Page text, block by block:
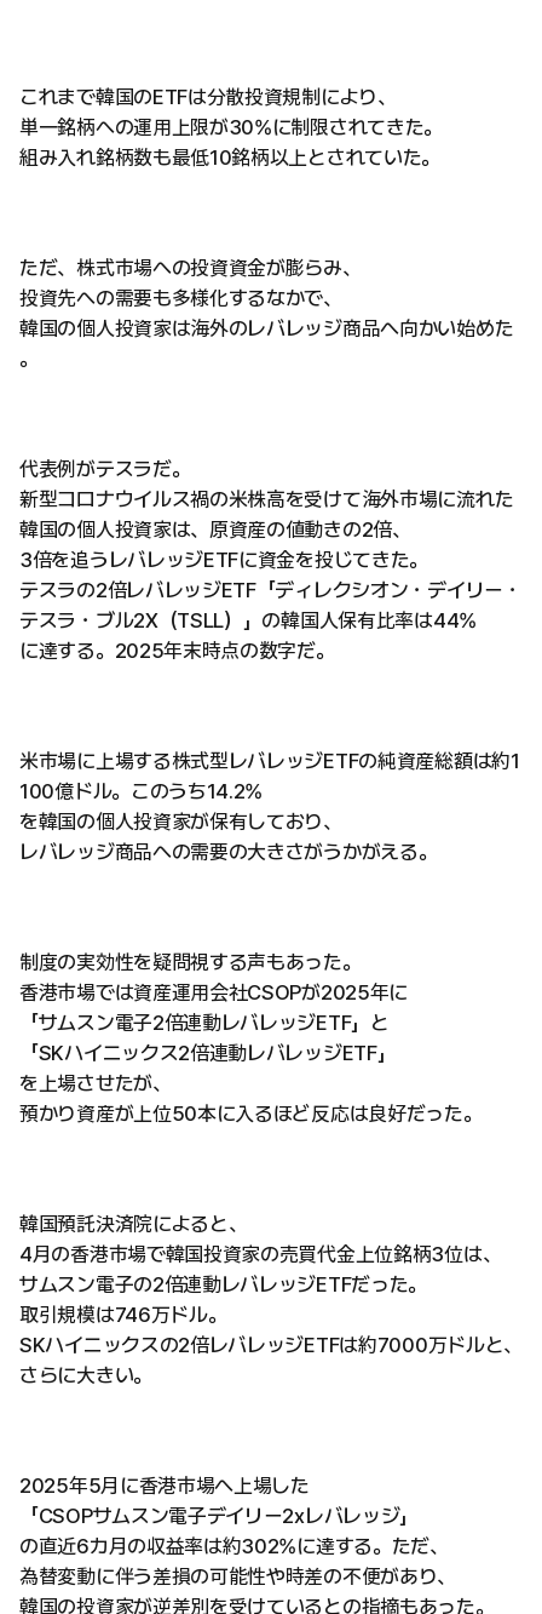
これまで韓国のETFは分散投資規制により、
単一銘柄への運用上限が30%に制限されてきた。
組み入れ銘柄数も最低10銘柄以上とされていた。
ただ、株式市場への投資資金が膨らみ、
投資先への需要も多様化するなかで、
韓国の個人投資家は海外のレバレッジ商品へ向かい始めた
。
代表例がテスラだ。
新型コロナウイルス禍の米株高を受けて海外市場に流れた
韓国の個人投資家は、原資産の値動きの2倍、
3倍を追うレバレッジETFに資金を投じてきた。
テスラの2倍レバレッジETF「ディレクシオン・デイリー・
テスラ・ブル2X（TSLL）」の韓国人保有比率は44%
に達する。2025年末時点の数字だ。
米市場に上場する株式型レバレッジETFの純資産総額は約1
100億ドル。このうち14.2%
を韓国の個人投資家が保有しており、
レバレッジ商品への需要の大きさがうかがえる。
制度の実効性を疑問視する声もあった。
香港市場では資産運用会社CSOPが2025年に
「サムスン電子2倍連動レバレッジETF」と
「SKハイニックス2倍連動レバレッジETF」
を上場させたが、
預かり資産が上位50本に入るほど反応は良好だった。
韓国預託決済院によると、
4月の香港市場で韓国投資家の売買代金上位銘柄3位は、
サムスン電子の2倍連動レバレッジETFだった。
取引規模は746万ドル。
SKハイニックスの2倍レバレッジETFは約7000万ドルと、
さらに大きい。
2025年5月に香港市場へ上場した
「CSOPサムスン電子デイリー2xレバレッジ」
の直近6カ月の収益率は約302%に達する。ただ、
為替変動に伴う差損の可能性や時差の不便があり、
韓国の投資家が逆差別を受けているとの指摘もあった。